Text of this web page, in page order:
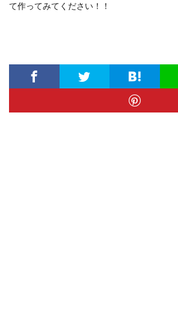
て作ってみてください！！